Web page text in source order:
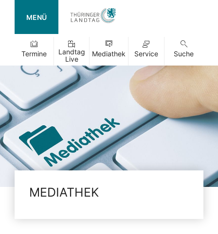
MENÜ
Termine
Landtag
Live
Mediathek Service Suche
MEDIATHEK